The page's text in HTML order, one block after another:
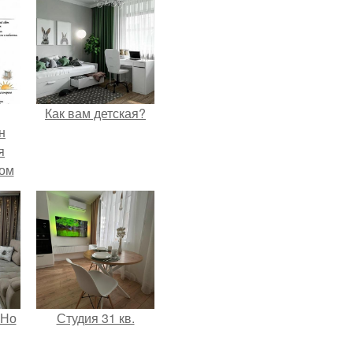
Как вам детская?
Студия 31 кв.